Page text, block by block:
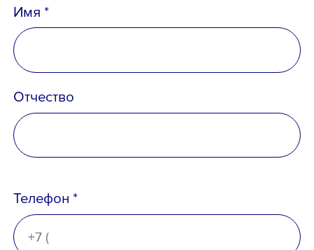
Телефон *
Email *
Имя *
Отчество
Телефон *